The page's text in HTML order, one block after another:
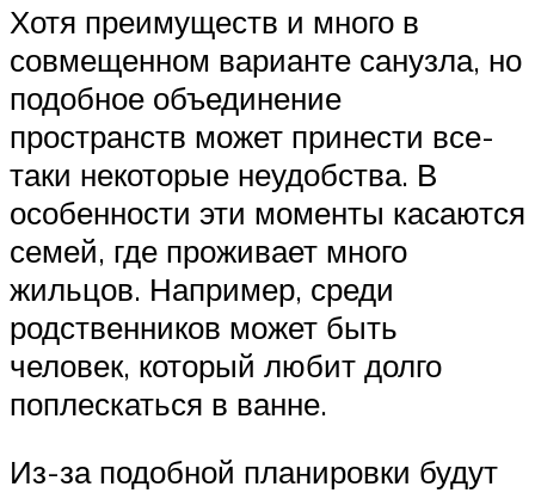
Хотя преимуществ и много в
совмещенном варианте санузла, но
подобное объединение
пространств может принести все-
таки некоторые неудобства. В
особенности эти моменты касаются
семей, где проживает много
жильцов. Например, среди
родственников может быть
человек, который любит долго
поплескаться в ванне.
Из-за подобной планировки будут